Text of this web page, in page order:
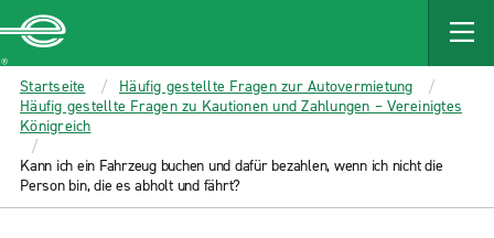
MAIN
CONTENT
Enterprise
Startseite
Häufig gestellte Fragen zur Autovermietung
Häufig gestellte Fragen zu Kautionen und Zahlungen – Vereinigtes
Königreich
Kann ich ein Fahrzeug buchen und dafür bezahlen, wenn ich nicht die
Person bin, die es abholt und fährt?